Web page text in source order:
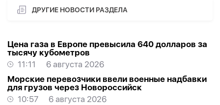
ДРУГИЕ НОВОСТИ РАЗДЕЛА
Цена газа в Европе превысила 640 долларов за
тысячу кубометров
11:11
6 августа 2026
Морские перевозчики ввели военные надбавки
для грузов через Новороссийск
10:57
6 августа 2026